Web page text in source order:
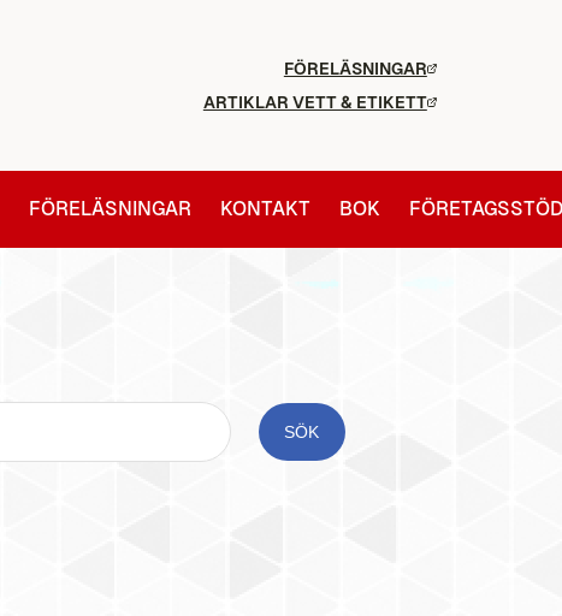
FÖRELÄSNINGAR
ARTIKLAR VETT & ETIKETT
FÖRELÄSNINGAR KONTAKT BOK FÖRETAGSSTÖD